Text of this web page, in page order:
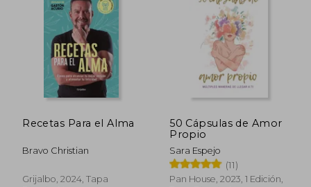
35% 45%
dcto.
Recetas Para el Alma
Bravo Christian
Grijalbo, 2024, Tapa
50 Cápsulas de Amor
Propio
Sara Espejo
(11)
Pan House, 2023, 1 Edición,